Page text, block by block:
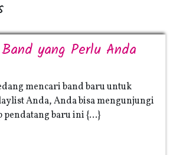
yang Perlu Anda
mencari band baru untuk
Anda, Anda bisa mengunjungi
baru ini {...}